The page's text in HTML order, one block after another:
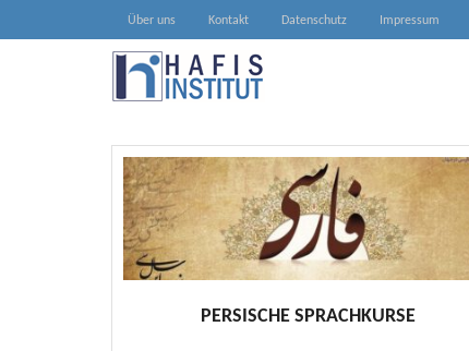
to
Über uns Kontakt Datenschutz Impressum
PERSISCHE SPRACHKURSE